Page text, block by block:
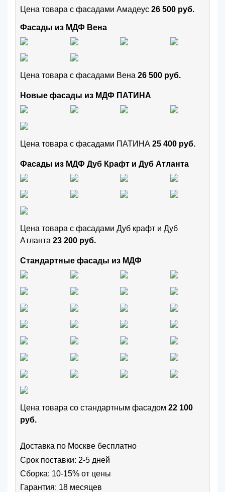
Цена товара с фасадами Амадеус 26 500 руб.
Фасады из МДФ Вена
Цена товара с фасадами Вена 26 500 руб.
Новые фасады из МДФ ПАТИНА
Цена товара с фасадами ПАТИНА 25 400 руб.
Фасады из МДФ Дуб Крафт и Дуб Атланта
Цена товара с фасадами Дуб крафт и Дуб
Атланта 23 200 руб.
Стандартные фасады из МДФ
Цена товара cо стандартным фасадом 22 100
руб.
Доставка по Москве бесплатно
Срок поставки: 2-5 дней
Сборка: 10-15% от цены
Гарантия: 18 месяцев